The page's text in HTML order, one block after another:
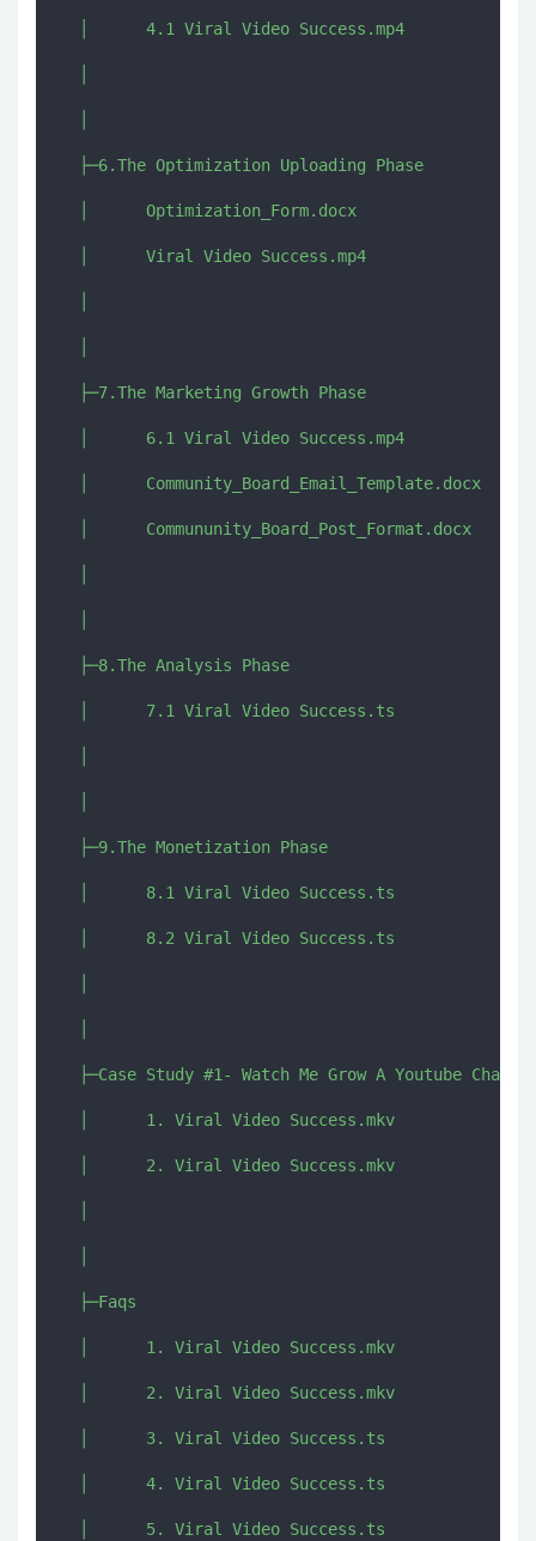
  │      4.1 Viral Video Success.mp4
  ├─6.The Optimization Uploading Phase
  │      Optimization_Form.docx
  │      Viral Video Success.mp4
  ├─7.The Marketing Growth Phase
  │      6.1 Viral Video Success.mp4
  │      Community_Board_Email_Template.docx
  │      Commununity_Board_Post_Format.docx
  ├─8.The Analysis Phase
  │      7.1 Viral Video Success.ts
  ├─9.The Monetization Phase
  │      8.1 Viral Video Success.ts
  │      8.2 Viral Video Success.ts
├─Case Study #1- Watch Me Grow A Youtube
  │      1. Viral Video Success.mkv
  │      2. Viral Video Success.mkv
  ├─Faqs
  │      1. Viral Video Success.mkv
  │      2. Viral Video Success.mkv
  │      3. Viral Video Success.ts
  │      4. Viral Video Success.ts
  │      5. Viral Video Success.ts